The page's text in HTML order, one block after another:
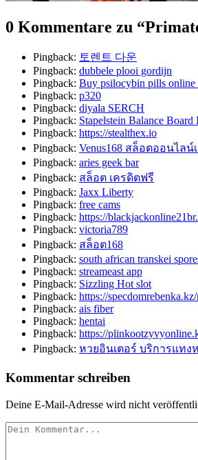
0 Kommentare zu “
Pingback: 토렌트 다운
Pingback: dubbele plooi gordijn
Pingback: Buy psilocybin pills online
Pingback: p320
Pingback: diyala SERCH
Pingback: Stapelstein Balance Board
Pingback: https://stealthex.io
Pingback: Venus168 สล็อตออนไลน์
Pingback: aries geek bar
Pingback: สล็อต เครดิตฟรี
Pingback: Jaxx Liberty
Pingback: free cams
Pingback: https://
Pingback: victoria789
Pingback: สล็อต168
Pingback: south african transkei
Pingback: streameast app
Pingback: Sizzling Hot slot
Pingback: https://
Pingback: ais fiber
Pingback: hentai
Pingback: https://
Pingback: หวยอินเตอร์ บริการแทง
Kommentar schreiben
Deine E-Mail-Adresse wird nicht